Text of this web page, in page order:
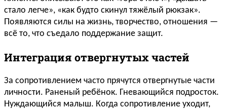
стало легче», «как будто скинул тяжёлый рюкзак».
Появляются силы на жизнь, творчество, отношения —
всё то, что съедало поддержание защит.
Интеграция отвергнутых частей
За сопротивлением часто прячутся отвергнутые части
личности. Раненый ребёнок. Гневающийся подросток.
Нуждающийся малыш. Когда сопротивление уходит,